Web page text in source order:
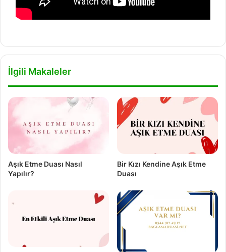
İlgili Makaleler
Aşık Etme Duası Nasıl
Yapılır?
Bir Kızı Kendine Aşık Etme
Duası